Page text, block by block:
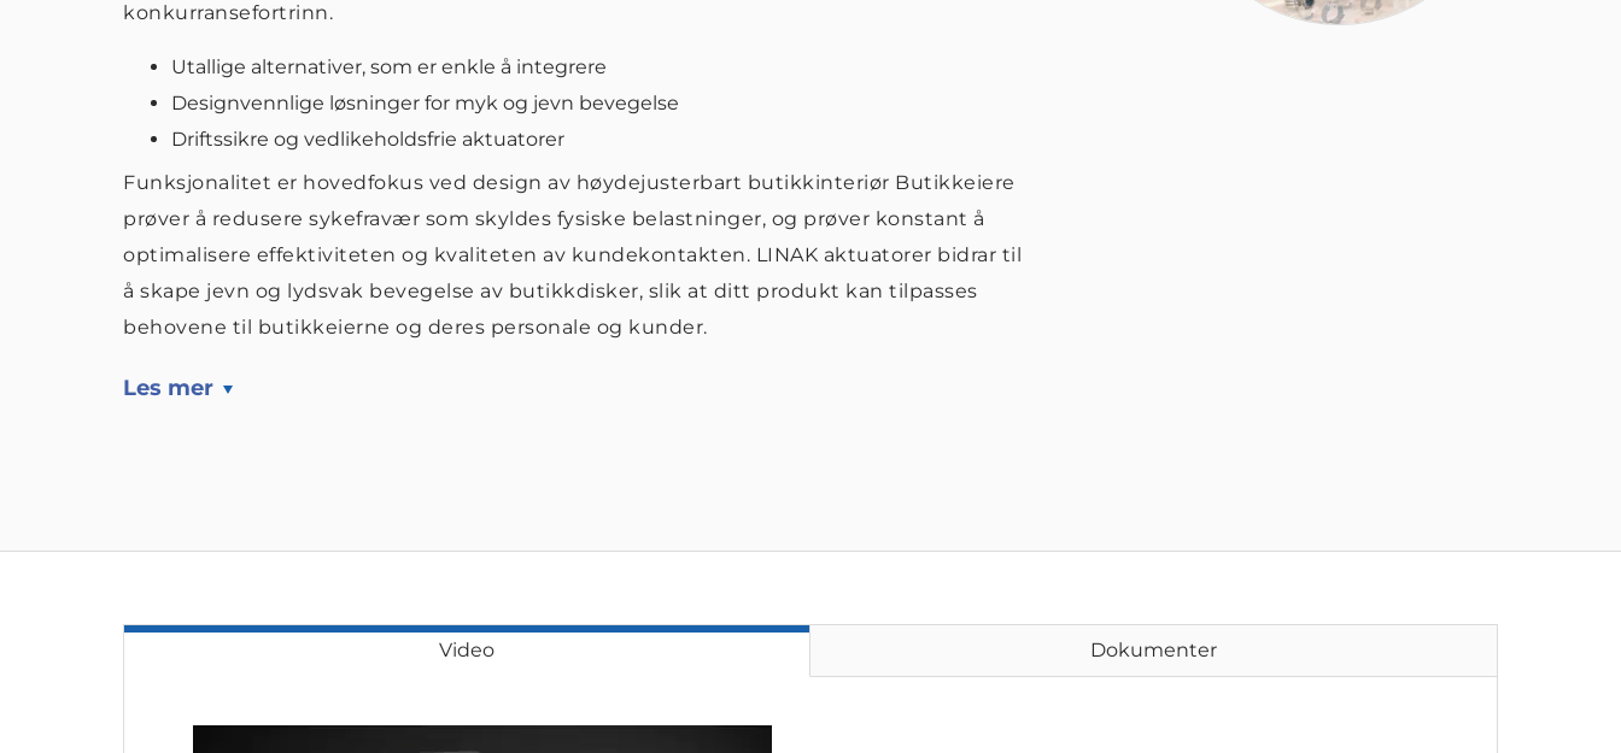
konkurransefortrinn.
Utallige alternativer, som er enkle å integrere
Designvennlige løsninger for myk og jevn bevegelse
Driftssikre og vedlikeholdsfrie aktuatorer
Funksjonalitet er hovedfokus ved design av høydejusterbart butikkinteriør Butikkeiere
prøver å redusere sykefravær som skyldes fysiske belastninger, og prøver konstant å
optimalisere effektiviteten og kvaliteten av kundekontakten. LINAK aktuatorer bidrar til
å skape jevn og lydsvak bevegelse av butikkdisker, slik at ditt produkt kan tilpasses
behovene til butikkeierne og deres personale og kunder.
Les mer
Video Dokumenter